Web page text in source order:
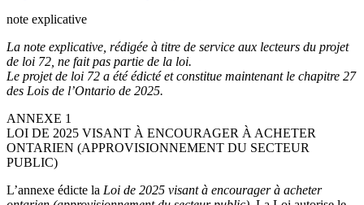
note explicative
La note explicative, rédigée à titre de service aux lecteurs du projet
de loi 72, ne fait pas partie de la loi.
Le projet de loi 72 a été édicté et constitue maintenant le chapitre 27
des Lois de l’Ontario de 2025.
ANNEXE 1
LOI DE 2025 VISANT À ENCOURAGER À ACHETER
ONTARIEN (APPROVISIONNEMENT DU SECTEUR
PUBLIC)
L’annexe édicte la Loi de 2025 visant à encourager à acheter